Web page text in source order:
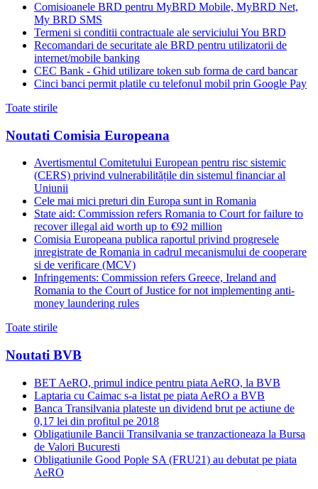
Comisioanele BRD pentru MyBRD Mobile, MyBRD Net,
My BRD SMS
Termeni si conditii contractuale ale serviciului You BRD
Recomandari de securitate ale BRD pentru utilizatorii de
internet/mobile banking
CEC Bank - Ghid utilizare token sub forma de card bancar
Cinci banci permit platile cu telefonul mobil prin Google Pay
Toate stirile
Noutati Comisia Europeana
Avertismentul Comitetului European pentru risc sistemic
(CERS) privind vulnerabilitățile din sistemul financiar al
Uniunii
Cele mai mici preturi din Europa sunt in Romania
State aid: Commission refers Romania to Court for failure to
recover illegal aid worth up to €92 million
Comisia Europeana publica raportul privind progresele
inregistrate de Romania in cadrul mecanismului de cooperare
si de verificare (MCV)
Infringements: Commission refers Greece, Ireland and
Romania to the Court of Justice for not implementing anti-
money laundering rules
Toate stirile
Noutati BVB
BET AeRO, primul indice pentru piata AeRO, la BVB
Laptaria cu Caimac s-a listat pe piata AeRO a BVB
Banca Transilvania plateste un dividend brut pe actiune de
0,17 lei din profitul pe 2018
Obligatiunile Bancii Transilvania se tranzactioneaza la Bursa
de Valori Bucuresti
Obligatiunile Good Pople SA (FRU21) au debutat pe piata
AeRO